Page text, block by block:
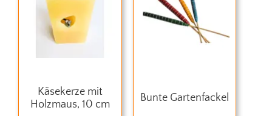
Käsekerze mit
Holzmaus, 10 cm
Bunte Gartenfackel